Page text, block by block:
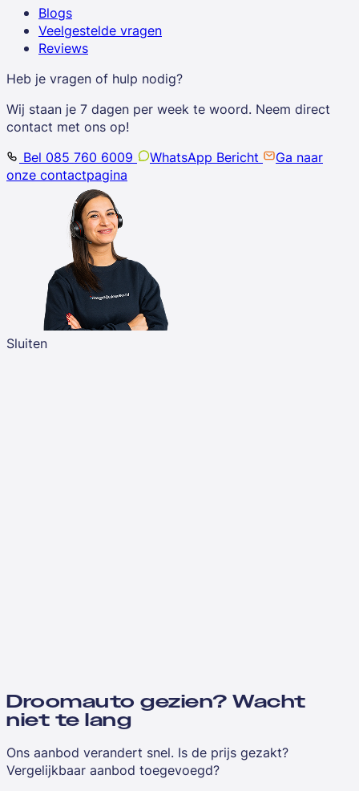
Blogs
Veelgestelde vragen
Reviews
Heb je vragen of hulp nodig?
Wij staan je 7 dagen per week te woord. Neem direct
contact met ons op!
Bel 085 760 6009
WhatsApp Bericht
Ga naar
onze contactpagina
Sluiten
Droomauto gezien? Wacht
niet te lang
Ons aanbod verandert snel. Is de prijs gezakt?
Vergelijkbaar aanbod toegevoegd?